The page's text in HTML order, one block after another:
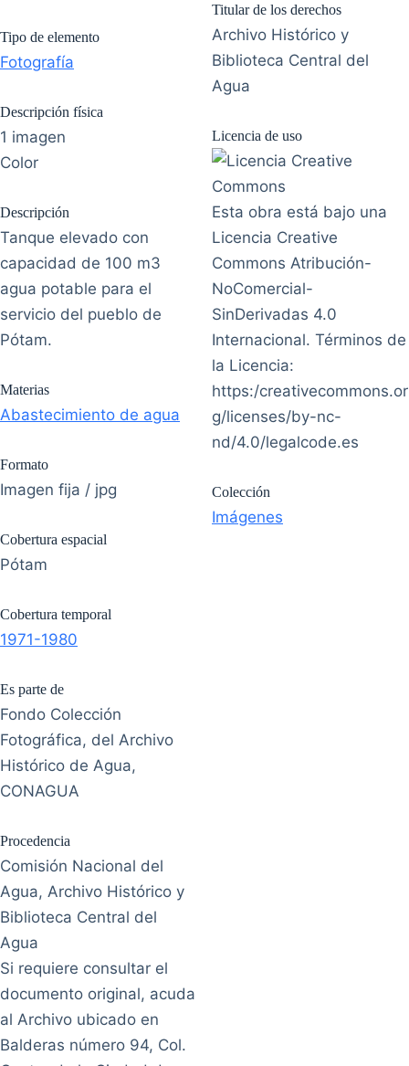
Tipo de elemento
Fotografía
Descripción física
1 imagen
Color
Descripción
Tanque elevado con
capacidad de 100 m3
agua potable para el
servicio del pueblo de
Pótam.
Materias
Abastecimiento de agua
Formato
Imagen fija / jpg
Cobertura espacial
Pótam
Cobertura temporal
1971-1980
Es parte de
Fondo Colección
Fotográfica, del Archivo
Histórico de Agua,
CONAGUA
Procedencia
Comisión Nacional del
Agua, Archivo Histórico y
Biblioteca Central del
Agua
Si requiere consultar el
documento original, acuda
al Archivo ubicado en
Balderas número 94, Col.
Titular de los derechos
Archivo Histórico y
Biblioteca Central del
Agua
Licencia de uso
Esta obra está bajo una
Licencia Creative
Commons Atribución-
NoComercial-
SinDerivadas 4.0
Internacional. Términos de
la Licencia:
https:/creativecommons.or
g/licenses/by-nc-
nd/4.0/legalcode.es
Colección
Imágenes